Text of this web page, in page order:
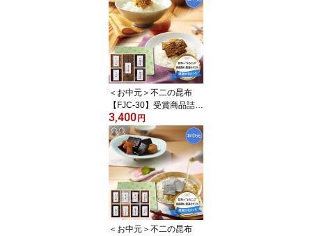
昆布佃煮 ご飯のお供
ふりかけ お弁当 おにぎ
り おつまみ お試し おう
ちごはん プチギフト 帰
省土産 米 お米 送料無料
メール便 めーる便
＜お中元＞不二の昆布
【FJC-30】受賞商品詰合
せ ギフト つくだ煮 ち
りめん山椒 昆布佃煮 手
土産 贈り物 御祝 お祝い
内祝い 引き出物 御供 粗
供養 御挨拶 御礼の品 退
職祝い 結婚祝い 引越し
祝い 暑中見舞い 残暑見
舞い ご飯のお供 おつま
み 酒の肴 送料無料 工場
直送
3,400円
＜お中元＞不二の昆布